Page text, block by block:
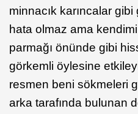
minnacık karıncalar
hata olmaz ama kendimi
parmağı önünde gibi
görkemli öylesine
resmen beni sökmeleri
arka tarafında bulunan